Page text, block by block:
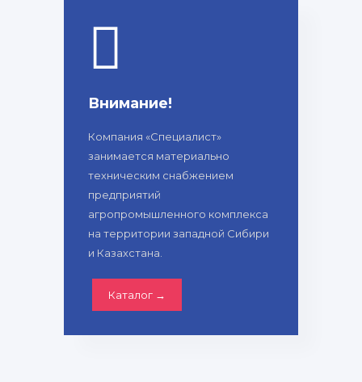
Внимание!
Компания «Специалист»
занимается материально
техническим снабжением
предприятий
агропромышленного комплекса
на территории западной Сибири
и Казахстана.
Каталог →